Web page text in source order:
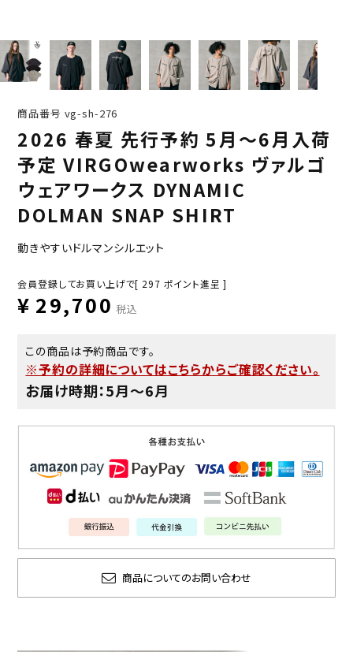
商品番号 vg-sh-276
2026 春夏 先行予約 5月～6月入荷
予定 VIRGOwearworks ヴァルゴ
ウェアワークス DYNAMIC
DOLMAN SNAP SHIRT
動きやすいドルマンシルエット
会員登録してお買い上げで[ 297 ポイント進呈 ]
¥ 29,700 税込
この商品は予約商品です。
※予約の詳細についてはこちらからご確認ください。
お届け時期：5月〜6月
商品についてのお問い合わせ